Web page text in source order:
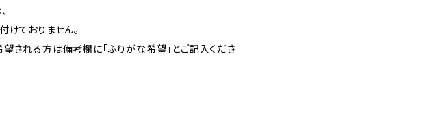
けておりません。
される方は備考欄に「ふりがな希望」とご記入くださ